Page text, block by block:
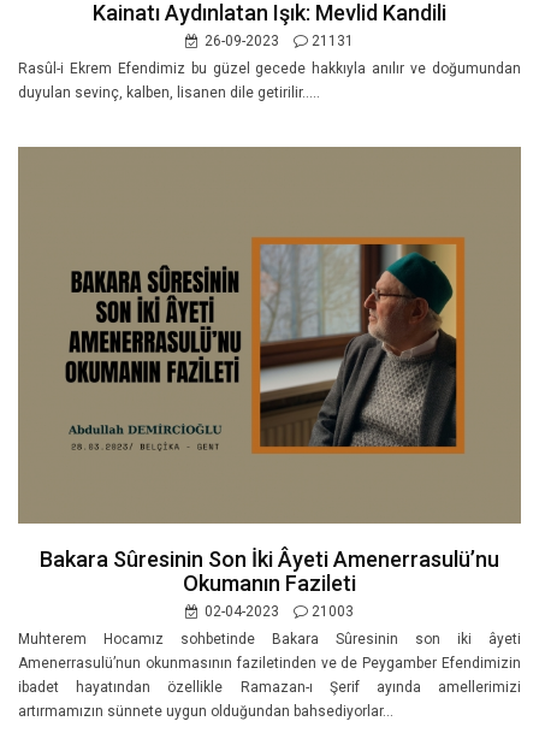
Kainatı Aydınlatan Işık: Mevlid Kandili
26-09-2023
21131
Rasûl-i Ekrem Efendimiz bu güzel gecede hakkıyla anılır ve doğumundan
duyulan sevinç, kalben, lisanen dile getirilir.....
Bakara Sûresinin Son İki Âyeti Amenerrasulü’nu
Okumanın Fazileti
02-04-2023
21003
Muhterem Hocamız sohbetinde Bakara Sûresinin son iki âyeti
Amenerrasulü’nun okunmasının faziletinden ve de Peygamber Efendimizin
ibadet hayatından özellikle Ramazan-ı Şerif ayında amellerimizi
artırmamızın sünnete uygun olduğundan bahsediyorlar...